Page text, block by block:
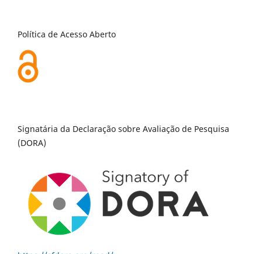
Política de Acesso Aberto
Signatária da Declaração sobre Avaliação de Pesquisa
(DORA)